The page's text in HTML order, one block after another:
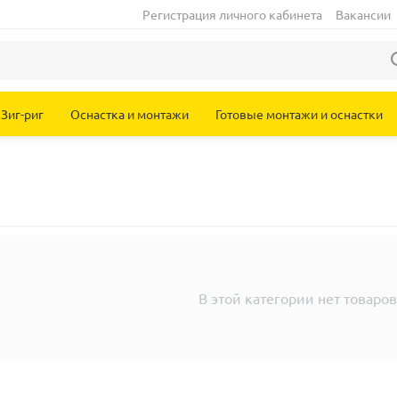
Регистрация личного кабинета Вакансии
Зиг-риг Оснастка и монтажи Готовые монтажи и оснастки
В этой категории нет товаров